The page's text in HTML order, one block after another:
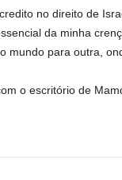
no direito de
da minha
mundo para outra,
o escritório de